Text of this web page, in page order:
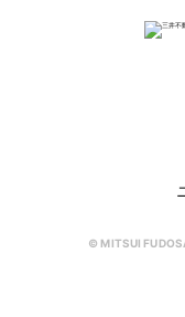
© MITSUI